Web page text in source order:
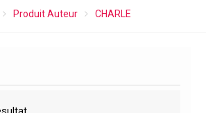
Produit Auteur CHARLE